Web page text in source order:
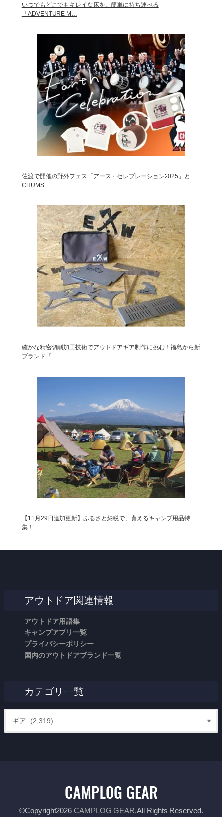
いつでもどこでもキレイな床を、簡単に持ち運べる
「ADVENTURE M…
佐渡で開催の野外フェス「アース・セレブレーション2025」と
CHUMS…
確かな精密切削加工技術でアウトドアギア制作に挑む！福島から新
ブランド『…
【11月29日追加更新】ふるさと納税で、貰えるキャンプ用品特
集！…
アウトドア関連情報
アウトドア用語集
キャンプアプリ一覧
プライバシーポリシー
国内のアウトドアブランド一覧
カテゴリ一覧
©Copyright2026 CAMPLOG GEAR.All Rights Reserved.